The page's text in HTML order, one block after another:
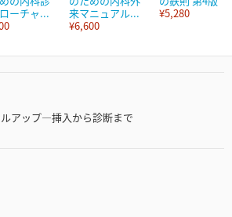
ーチャ...
来マニュアル...
¥6,600
¥5,280
ルアップ―挿入から診断まで